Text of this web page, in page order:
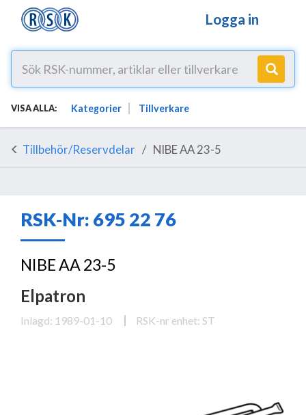
Logga in
VISA ALLA: Kategorier Tillverkare
Tillbehör/Reservdelar NIBE AA 23-5
RSK-Nr: 695 22 76
NIBE AA 23-5
Elpatron
Inlagd: 1989-01-10 RSK-nr enhet: ST